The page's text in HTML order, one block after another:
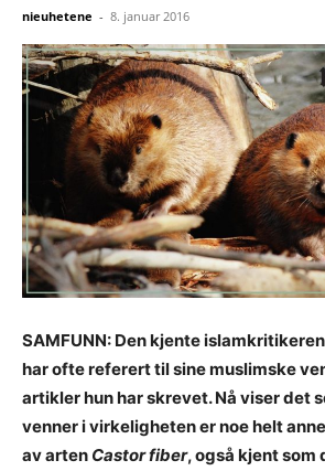
nieuhetene - 8. januar 2016
SAMFUNN: Den kjente
har ofte referert til sine muslimske
artikler hun har skrevet. Nå viser det
venner i virkeligheten er noe helt
av arten Castor fiber, også kjent som